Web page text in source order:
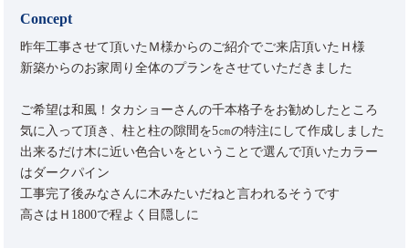
Concept
昨年工事させて頂いたＭ様からのご紹介でご来店頂いたＨ様
新築からのお家周り全体のプランをさせていただきました
ご希望は和風！タカショーさんの千本格子をお勧めしたところ
気に入って頂き、柱と柱の隙間を5㎝の特注にして作成しました
出来るだけ木に近い色合いをということで選んで頂いたカラー
はダークパイン
工事完了後みなさんに木みたいだねと言われるそうです
高さはＨ1800で程よく目隠しに